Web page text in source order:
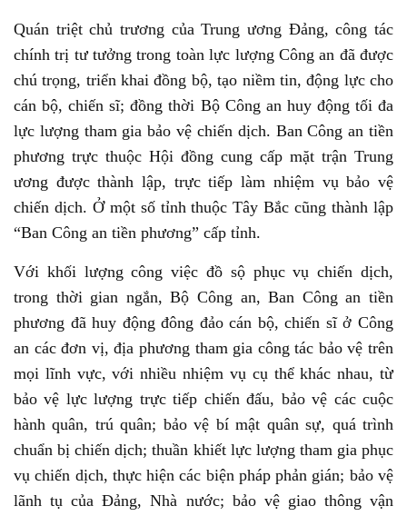
Quán triệt chủ trương của Trung ương Đảng, công tác
chính trị tư tưởng trong toàn lực lượng Công an đã được
chú trọng, triển khai đồng bộ, tạo niềm tin, động lực cho
cán bộ, chiến sĩ; đồng thời Bộ Công an huy động tối đa
lực lượng tham gia bảo vệ chiến dịch. Ban Công an tiền
phương trực thuộc Hội đồng cung cấp mặt trận Trung
ương được thành lập, trực tiếp làm nhiệm vụ bảo vệ
chiến dịch. Ở một số tỉnh thuộc Tây Bắc cũng thành lập
“Ban Công an tiền phương” cấp tỉnh.
Với khối lượng công việc đồ sộ phục vụ chiến dịch,
trong thời gian ngắn, Bộ Công an, Ban Công an tiền
phương đã huy động đông đảo cán bộ, chiến sĩ ở Công
an các đơn vị, địa phương tham gia công tác bảo vệ trên
mọi lĩnh vực, với nhiều nhiệm vụ cụ thể khác nhau, từ
bảo vệ lực lượng trực tiếp chiến đấu, bảo vệ các cuộc
hành quân, trú quân; bảo vệ bí mật quân sự, quá trình
chuẩn bị chiến dịch; thuần khiết lực lượng tham gia phục
vụ chiến dịch, thực hiện các biện pháp phản gián; bảo vệ
lãnh tụ của Đảng, Nhà nước; bảo vệ giao thông vận